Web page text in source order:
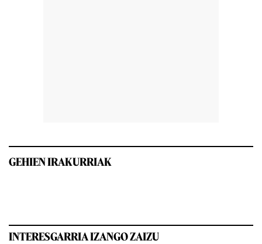
GEHIEN IRAKURRIAK
INTERESGARRIA IZANGO ZAIZU